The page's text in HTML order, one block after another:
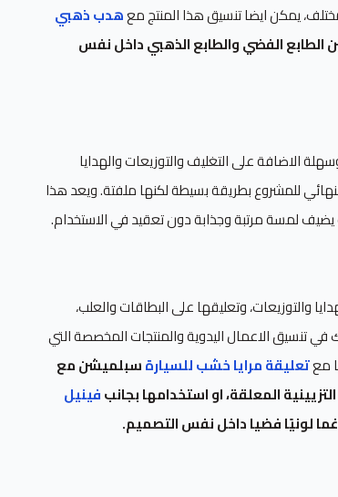
يمكن ايضا تنسيق هذا المنتج معهدب ذهبي
الطابع الفضي والطابع الذهبي داخل نفس
الاضافة على التغليف والتوزيعات والهدايا
للمشروع بطريقة بسيطة لكنها ملفتة. ويعد هذا
لمسة مرتبة وجذابة دون تعقيد في الاستخدام.
والتوزيعات، وتعليقها على البطاقات والعلب،
تنسيق الاعمال اليدوية والمنتجات المخصصة التي
معتعليقة مرايا خشب للسيارةسبلميشن مع
المعلقة، او استخدامها بجانبفينيل
لونيًا فضيا داخل نفس التصميم.